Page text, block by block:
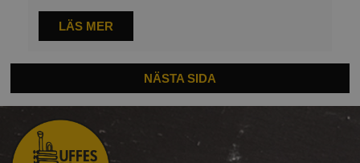
LÄS MER
NÄSTA SIDA